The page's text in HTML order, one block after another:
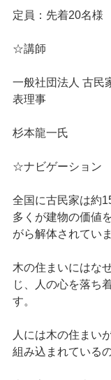
定員：先着20名様
☆講師
一般社団法人 古民
表理事
杉本龍一氏
☆ナビゲーション
全国に古民家は約
多くが建物の価値
がら解体されていま
木の住まいにはな
じ、人の心を落ち
す。
人には木の住まい
組み込まれている